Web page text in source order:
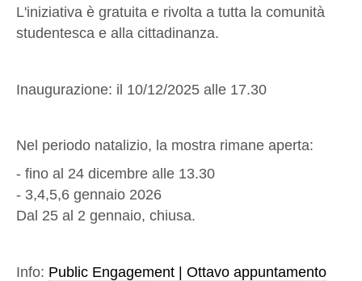
L'iniziativa è gratuita e rivolta a tutta la comunità
studentesca e alla cittadinanza.
Inaugurazione: il 10/12/2025 alle 17.30
Nel periodo natalizio, la mostra rimane aperta:
- fino al 24 dicembre alle 13.30
- 3,4,5,6 gennaio 2026
Dal 25 al 2 gennaio, chiusa.
Info: Public Engagement | Ottavo appuntamento